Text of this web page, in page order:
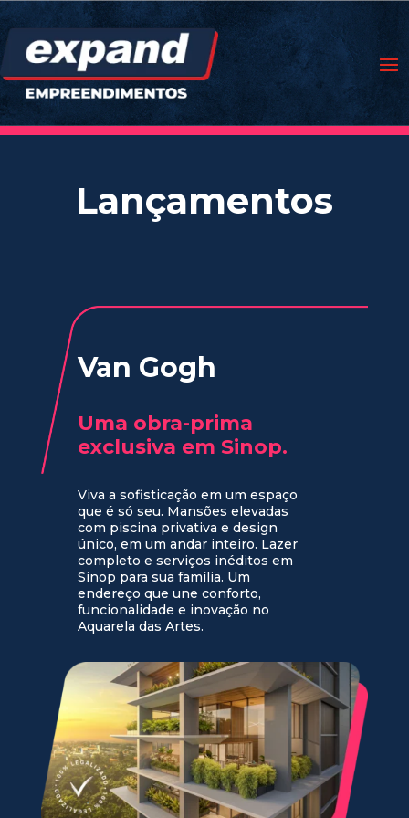
Lançamentos
Van Gogh
Uma obra-prima
exclusiva em Sinop.
Viva a sofisticação em um espaço
que é só seu. Mansões elevadas
com piscina privativa e design
único, em um andar inteiro. Lazer
completo e serviços inéditos em
Sinop para sua família. Um
endereço que une conforto,
funcionalidade e inovação no
Aquarela das Artes.